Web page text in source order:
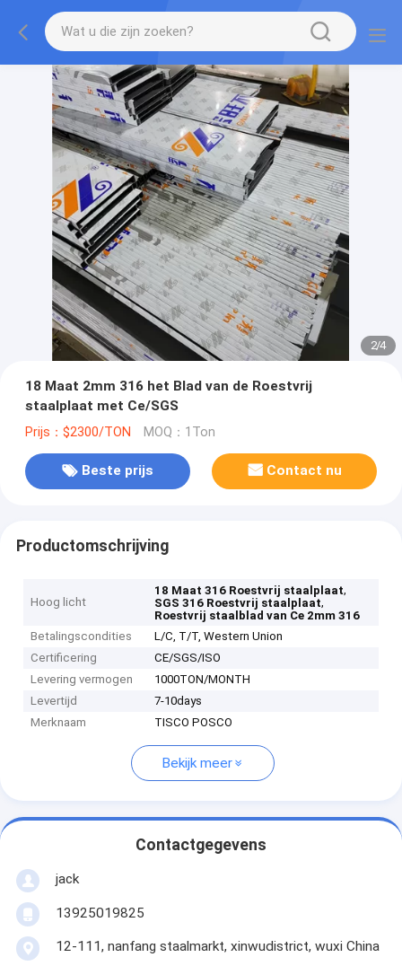
2/4
18 Maat 2mm 316 het Blad van de Roestvrij
staalplaat met Ce/SGS
Prijs：$2300/TON MOQ：1Ton
Beste prijs Contact nu
Productomschrijving
Hoog licht
18 Maat 316 Roestvrij staalplaat,
SGS 316 Roestvrij staalplaat,
Roestvrij staalblad van Ce 2mm 316
Betalingscondities
L/C, T/T, Western Union
Certificering
CE/SGS/ISO
Levering vermogen
1000TON/MONTH
Levertijd
7-10days
Merknaam
TISCO POSCO
Bekijk meer
Contactgegevens
jack
13925019825
12-111, nanfang staalmarkt, xinwudistrict, wuxi China